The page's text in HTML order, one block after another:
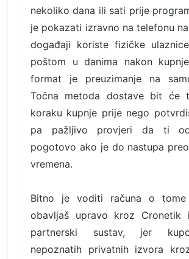
nekoliko dana ili sati prije
je pokazati izravno na telefonu
događaji koriste fizičke
poštom u danima nakon
format je preuzimanje na
Točna metoda dostave bit će
koraku kupnje prije nego
pa pažljivo provjeri da ti
pogotovo ako je do nastupa
vremena.
Bitno je voditi računa o tome
obavljaš upravo kroz Cronetik
partnerski sustav, jer
nepoznatih privatnih izvora